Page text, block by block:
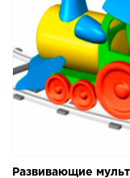
Развивающие